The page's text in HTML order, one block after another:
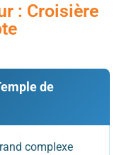
: Croisière
de
complexe